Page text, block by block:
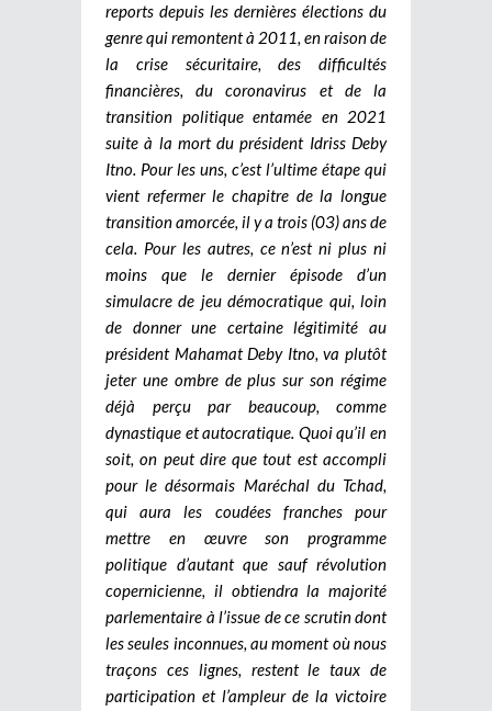
reports depuis les dernières élections du
genre qui remontent à 2011, en raison de
la crise sécuritaire, des difficultés
financières, du coronavirus et de la
transition politique entamée en 2021
suite à la mort du président Idriss Deby
Itno. Pour les uns, c’est l’ultime étape qui
vient refermer le chapitre de la longue
transition amorcée, il y a trois (03) ans de
cela. Pour les autres, ce n’est ni plus ni
moins que le dernier épisode d’un
simulacre de jeu démocratique qui, loin
de donner une certaine légitimité au
président Mahamat Deby Itno, va plutôt
jeter une ombre de plus sur son régime
déjà perçu par beaucoup, comme
dynastique et autocratique. Quoi qu’il en
soit, on peut dire que tout est accompli
pour le désormais Maréchal du Tchad,
qui aura les coudées franches pour
mettre en œuvre son programme
politique d’autant que sauf révolution
copernicienne, il obtiendra la majorité
parlementaire à l’issue de ce scrutin dont
les seules inconnues, au moment où nous
traçons ces lignes, restent le taux de
participation et l’ampleur de la victoire